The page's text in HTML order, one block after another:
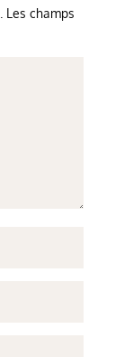
Les champs